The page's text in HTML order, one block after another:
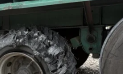
chương trình năm nay
nhạc rock lừng danh thế
trình còn quy tụ nhiều